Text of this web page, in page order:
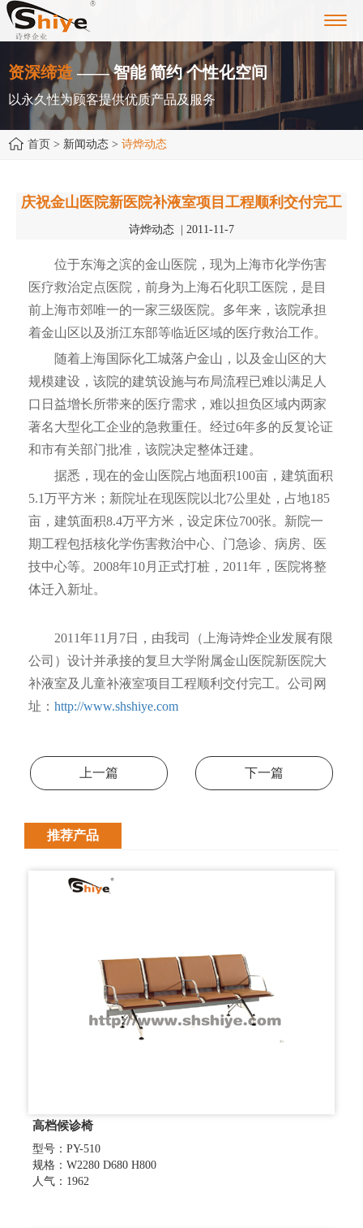
资深缔造 —— 智能 简约 个性化空间
以永久性为顾客提供优质产品及服务
首页 > 新闻动态 > 诗烨动态
庆祝金山医院新医院补液室项目工程顺利交付完工
诗烨动态 | 2011-11-7
位于东海之滨的金山医院，现为上海市化学伤害
医疗救治定点医院，前身为上海石化职工医院，是目
前上海市郊唯一的一家三级医院。多年来，该院承担
着金山区以及浙江东部等临近区域的医疗救治工作。
随着上海国际化工城落户金山，以及金山区的大
规模建设，该院的建筑设施与布局流程已难以满足人
口日益增长所带来的医疗需求，难以担负区域内两家
著名大型化工企业的急救重任。经过6年多的反复论证
和市有关部门批准，该院决定整体迁建。
据悉，现在的金山医院占地面积100亩，建筑面积
5.1万平方米；新院址在现医院以北7公里处，占地185
亩，建筑面积8.4万平方米，设定床位700张。新院一
期工程包括核化学伤害救治中心、门急诊、病房、医
技中心等。2008年10月正式打桩，2011年，医院将整
体迁入新址。
2011年11月7日，由我司（上海诗烨企业发展有限
公司）设计并承接的复旦大学附属金山医院新医院大
补液室及儿童补液室项目工程顺利交付完工。公司网
址： http://www.shshiye.com
上一篇 下一篇
推荐产品
高档候诊椅
型号：PY-510
规格：W2280 D680 H800
人气：1962